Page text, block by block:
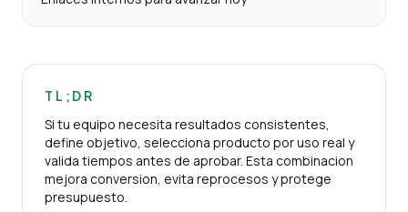
TL;DR
Si tu equipo necesita resultados consistentes,
define objetivo, selecciona producto por uso real y
valida tiempos antes de aprobar. Esta combinacion
mejora conversion, evita reprocesos y protege
presupuesto.